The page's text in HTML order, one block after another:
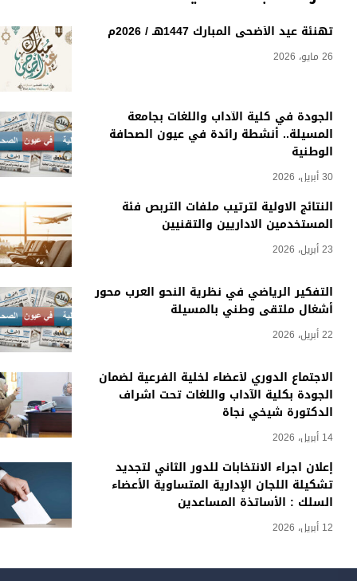
تهنئة عيد الأضحى المبارك 1447هـ / 2026م
26 مايو، 2026
الجودة في كلية الآداب واللغات بجامعة
المسيلة.. أنشطة رائدة في عيون الصحافة
الوطنية
30 أبريل، 2026
النتائج الاولية لترتيب ملفات التربص فئة
المستخدمين الاداريين والتقنيين
23 أبريل، 2026
التفكير الرياضي في نظرية النحو العرب محور
أشغال ملتقى وطني بالمسيلة
22 أبريل، 2026
الاجتماع الدوري لأعضاء لخلية الفرعية لضمان
الجودة بكلية الآداب واللغات تحت اشراف
الدكتورة شيخي نجاة
14 أبريل، 2026
إعلان اجراء الانتخابات للدور الثاني لتجديد
تشكيلة اللجان الإدارية المتساوية الأعضاء
السلك : الأساتذة المساعدين
12 أبريل، 2026